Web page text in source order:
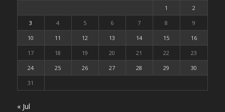
1
2
3
4 5 6 7 8
9
10
11 12 13 14 15
16
17
18 19 20 21 22
23
24
25 26 27 28 29
30
31
« Jul